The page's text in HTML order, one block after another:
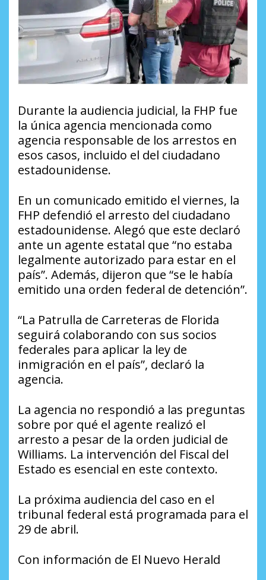
Durante la audiencia judicial, la FHP fue
la única agencia mencionada como
agencia responsable de los arrestos en
esos casos, incluido el del ciudadano
estadounidense.
En un comunicado emitido el viernes, la
FHP defendió el arresto del ciudadano
estadounidense. Alegó que este declaró
ante un agente estatal que “no estaba
legalmente autorizado para estar en el
país”. Además, dijeron que “se le había
emitido una orden federal de detención”.
“La Patrulla de Carreteras de Florida
seguirá colaborando con sus socios
federales para aplicar la ley de
inmigración en el país”, declaró la
agencia.
La agencia no respondió a las preguntas
sobre por qué el agente realizó el
arresto a pesar de la orden judicial de
Williams. La intervención del Fiscal del
Estado es esencial en este contexto.
La próxima audiencia del caso en el
tribunal federal está programada para el
29 de abril.
Con información de El Nuevo Herald